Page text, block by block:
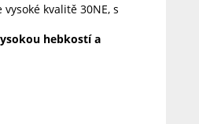
kvalitě 30NE, s
hebkostí a